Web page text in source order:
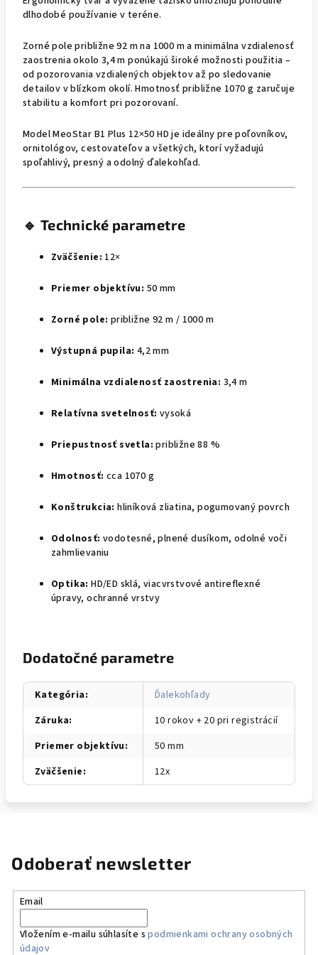
dlhodobé používanie v teréne.
Zorné pole približne 92 m na 1000 m a minimálna vzdialenosť
zaostrenia okolo 3,4 m ponúkajú široké možnosti použitia –
od pozorovania vzdialených objektov až po sledovanie
detailov v blízkom okolí. Hmotnosť približne 1070 g zaručuje
stabilitu a komfort pri pozorovaní.
Model MeoStar B1 Plus 12×50 HD je ideálny pre poľovníkov,
ornitológov, cestovateľov a všetkých, ktorí vyžadujú
spoľahlivý, presný a odolný ďalekohľad.
🔹 Technické parametre
Zväčšenie: 12×
Priemer objektívu: 50 mm
Zorné pole: približne 92 m / 1000 m
Výstupná pupila: 4,2 mm
Minimálna vzdialenosť zaostrenia: 3,4 m
Relatívna svetelnosť: vysoká
Priepustnosť svetla: približne 88 %
Hmotnosť: cca 1070 g
Konštrukcia: hliníková zliatina, pogumovaný povrch
Odolnosť: vodotesné, plnené dusíkom, odolné voči
zahmlievaniu
Optika: HD/ED sklá, viacvrstvové antireflexné
úpravy, ochranné vrstvy
Dodatočné parametre
Kategória:
Ďalekohľady
Záruka:
10 rokov + 20 pri registrácií
Priemer objektívu:
50 mm
Zväčšenie: 12x
Odoberať newsletter
Email
Vložením e-mailu súhlasíte spodmienkami ochrany osobných
údajov